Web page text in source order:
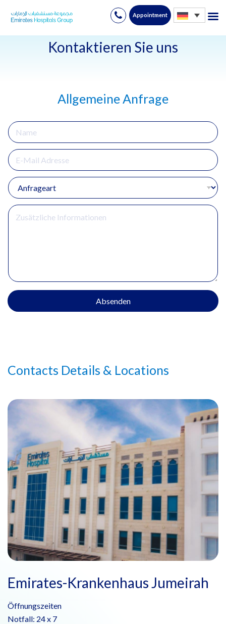
Skip
Appointment
Kontaktieren Sie uns
Allgemeine Anfrage
Absenden
Contacts Details & Locations
Emirates-Krankenhaus Jumeirah
Öffnungszeiten
Notfall: 24 x 7